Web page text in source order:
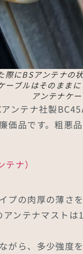
にBSアンテナ
ブルはそのまま
アンテナケー
ンテナ社製
価品です。粗悪
ナ）
プの肉厚の薄さ
ンテナマスト
がら、多少強度